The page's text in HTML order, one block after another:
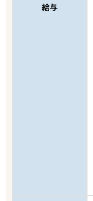
給与